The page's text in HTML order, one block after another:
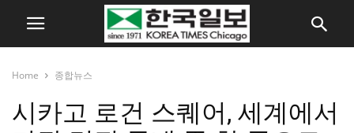
Home 종합뉴스
시카고 로건 스퀘어, 세계에서